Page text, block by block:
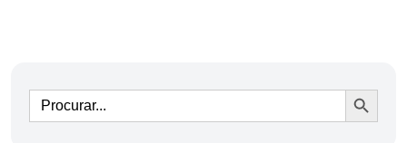
Ir